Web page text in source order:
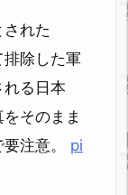
れた
排除した軍
る日本
そのまま
注意。 pi